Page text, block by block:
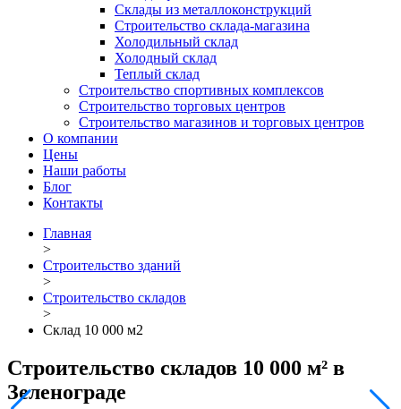
Склады из металлоконструкций
Строительство склада-магазина
Холодильный склад
Холодный склад
Теплый склад
Строительство спортивных комплексов
Строительство торговых центров
Строительство магазинов и торговых центров
О компании
Цены
Наши работы
Блог
Контакты
Главная
>
Строительство зданий
>
Строительство складов
>
Склад 10 000 м2
Строительство cкладов 10 000 м² в
Зеленограде